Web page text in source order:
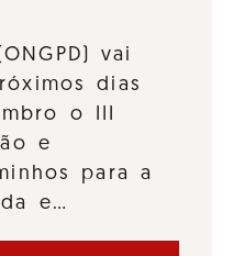
vai
dias
o III
e
para a
e…